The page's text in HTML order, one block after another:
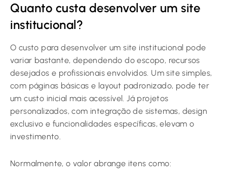
Quanto custa desenvolver um site
institucional?
O custo para desenvolver um site institucional pode
variar bastante, dependendo do escopo, recursos
desejados e profissionais envolvidos. Um site simples,
com páginas básicas e layout padronizado, pode ter
um custo inicial mais acessível. Já projetos
personalizados, com integração de sistemas, design
exclusivo e funcionalidades específicas, elevam o
investimento.
Normalmente, o valor abrange itens como: